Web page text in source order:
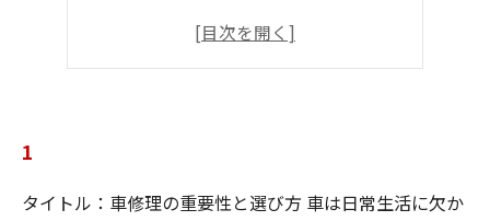
1
タイトル：車修理の重要性と選び方 車は日常生活に欠か